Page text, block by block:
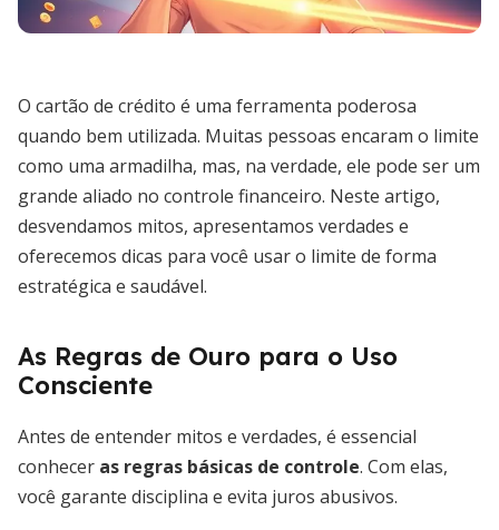
O cartão de crédito é uma ferramenta poderosa
quando bem utilizada. Muitas pessoas encaram o limite
como uma armadilha, mas, na verdade, ele pode ser um
grande aliado no controle financeiro. Neste artigo,
desvendamos mitos, apresentamos verdades e
oferecemos dicas para você usar o limite de forma
estratégica e saudável.
As Regras de Ouro para o Uso
Consciente
Antes de entender mitos e verdades, é essencial
conhecer as regras básicas de controle. Com elas,
você garante disciplina e evita juros abusivos.